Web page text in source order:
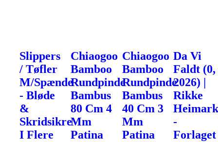
Slippers
/ Tøfler
M/Spænde
- Bløde
&
Skridsikre
I Flere
Chiaogoo
Bamboo
Rundpinde
Bambus
80 Cm 4
Mm
Patina
Chiaogoo
Bamboo
Rundpinde
Bambus
40 Cm 3
Mm
Patina
Da Vi
Faldt (0,
2026) |
Rikke
-
Forlaget